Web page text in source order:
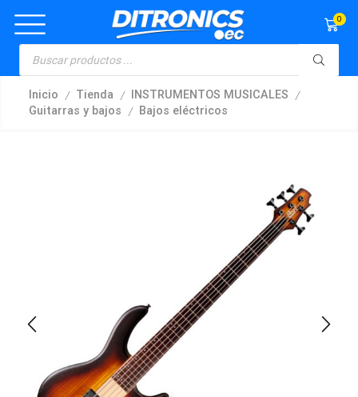
0
Inicio / Tienda / INSTRUMENTOS MUSICALES /
Guitarras y bajos / Bajos eléctricos